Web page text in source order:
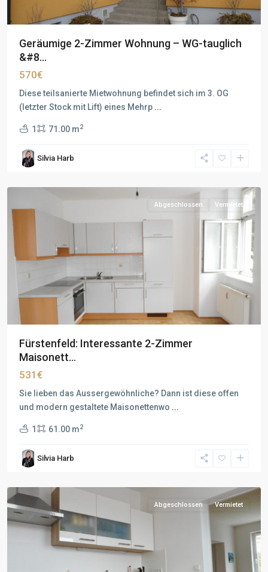
Geräumige 2-Zimmer Wohnung – WG-tauglich
&#8...
570€
Diese teilsanierte Mietwohnung befindet sich im 3. OG
(letzter Stock mit Lift) eines Mehrp ...
1 71.00 m2
Silvia Harb
Abgeschlossen Vermietet
Fürstenfeld: Interessante 2-Zimmer
Maisonett...
531€
Sie lieben das Aussergewöhnliche? Dann ist diese offen
und modern gestaltete Maisonettenwo ...
1 61.00 m2
Silvia Harb
Abgeschlossen Vermietet